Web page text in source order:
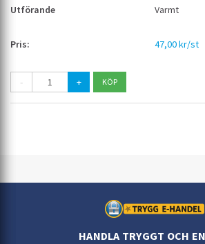
Varmt
47,00 kr/st
- +
HANDLA TRYGGT OCH